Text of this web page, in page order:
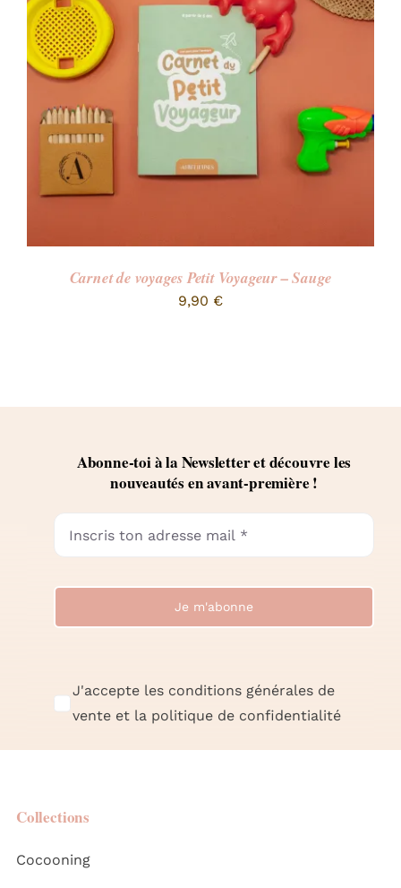
RECHERCHER:
Carnet de voyages Petit Voyageur – Sauge
9,90 €
Abonne-toi à la Newsletter et découvre les
nouveautés en avant-première !
Je m'abonne
J'accepte les conditions générales de
vente et la politique de confidentialité
Collections
Cocooning